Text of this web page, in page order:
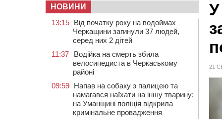
У
21
НОВИНИ
13:15 Від початку року на водоймах
Черкащини загинули 37 людей,
серед них 2 дітей
11:37
Водійка на смерть збила
велосипедиста в Черкаському
районі
09:59 Напав на собаку з палицею та
намагався наїхати на іншу тварину:
на Уманщині поліція відкрила
кримінальне провадження